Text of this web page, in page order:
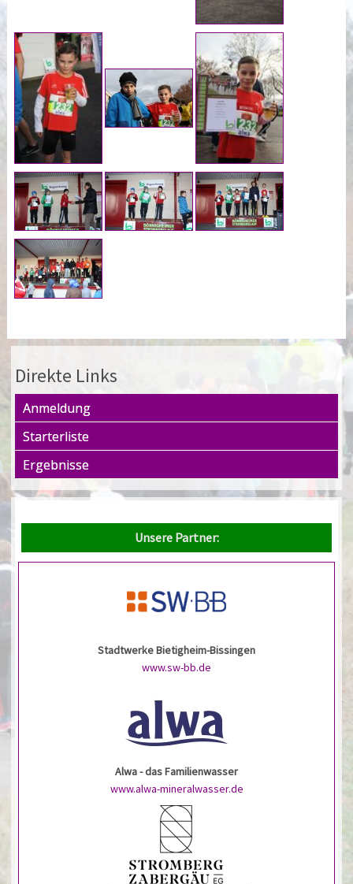
Direkte Links
Anmeldung
Starterliste
Ergebnisse
Unsere Partner:
Stadtwerke Bietigheim-Bissingen
www.sw-bb.de
Alwa - das Familienwasser
www.alwa-mineralwasser.de